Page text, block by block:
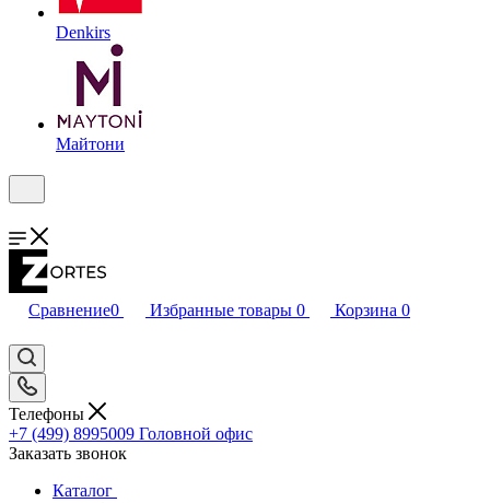
Denkirs
Майтони
Сравнение0 Избранные товары 0 Корзина 0
Телефоны
+7 (499) 8995009 Головной офис
Заказать звонок
Каталог